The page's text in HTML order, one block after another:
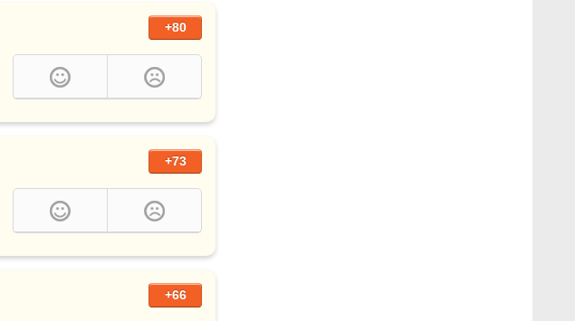
+80
+73
+66